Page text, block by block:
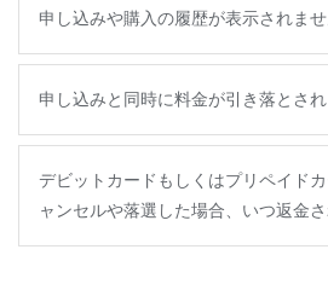
申し込みや購入の履歴が表示されませ
申し込みと同時に料金が引き落とされ
デビットカードもしくはプリペイド
ャンセルや落選した場合、いつ返金